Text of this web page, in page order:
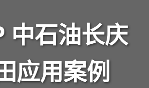
中石油长庆
应用案例